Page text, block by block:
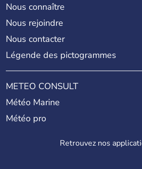
Nous connaître
Nous rejoindre
Nous contacter
Légende des pictogrammes
METEO CONSULT
Météo Marine
Météo pro
Retrouvez nos